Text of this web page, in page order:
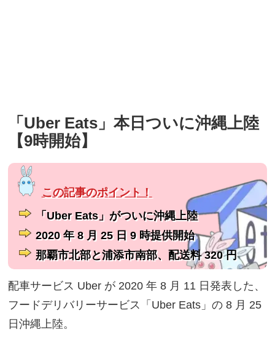
「Uber Eats」本日ついに沖縄上陸
【9時開始】
「Uber Eats」がついに沖縄上陸
2020 年 8 月 25 日 9 時提供開始
那覇市北部と浦添市南部、配送料 320 円
配車サービス Uber が 2020 年 8 月 11 日発表した、
フードデリバリーサービス「Uber Eats」の 8 月 25
日沖縄上陸。